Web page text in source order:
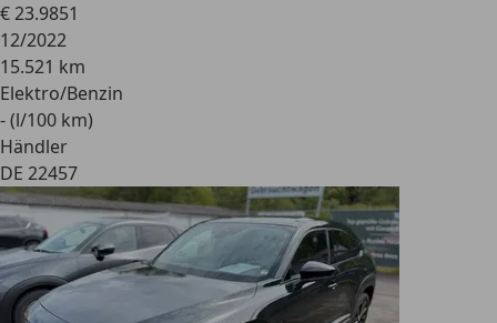
€ 23.9851
12/2022
15.521 km
Elektro/Benzin
- (l/100 km)
Händler
DE 22457